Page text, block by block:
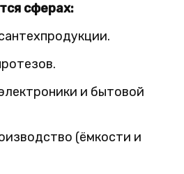
сферах:
и бытовой
(ёмкости и